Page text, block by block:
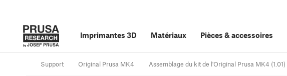
Imprimantes 3D Matériaux Pièces &accessoires
Support Original Prusa MK4 Assemblage du kit de l'Original Prusa MK4 (1.01)